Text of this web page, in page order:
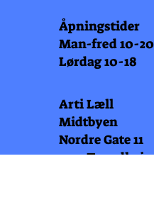
Åpningstider
Man-fred 10-20
Lørdag 10-18
Arti Læll
Midtbyen
Nordre Gate 11
7011